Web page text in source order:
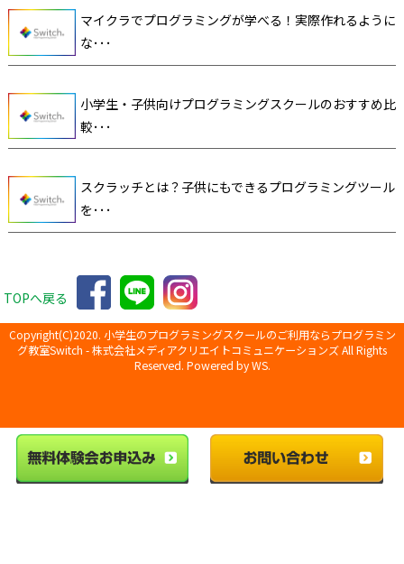
マイクラでプログラミングが学べる！実際作れるように
な･･･
小学生・子供向けプログラミングスクールのおすすめ比
較･･･
スクラッチとは？子供にもできるプログラミングツール
を･･･
TOPへ戻る
Copyright(C)2020. 小学生のプログラミングスクールのご利用ならプログラミン
グ教室Switch -株式会社メディアクリエイトコミュニケーションズAll Rights
Reserved. Powered byWS.